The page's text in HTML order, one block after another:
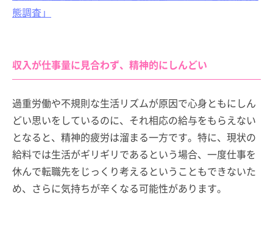
態調査」
収入が仕事量に見合わず、精神的にしんどい
過重労働や不規則な生活リズムが原因で心身ともにしん
どい思いをしているのに、それ相応の給与をもらえない
となると、精神的疲労は溜まる一方です。特に、現状の
給料では生活がギリギリであるという場合、一度仕事を
休んで転職先をじっくり考えるということもできないた
め、さらに気持ちが辛くなる可能性があります。